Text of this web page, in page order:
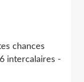
chances
intercalaires -